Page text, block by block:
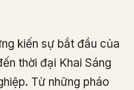
kiến sự bắt đầu của
thời đại Khai Sáng
Từ những pháo